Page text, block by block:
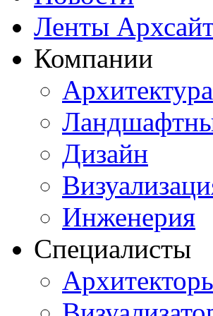
Ленты
Компании
Архитектура
Дизайн
Инженерия
Специалисты